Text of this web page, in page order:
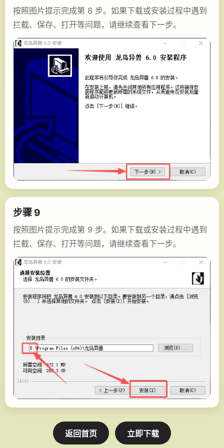
按照图片提示完成第 8 步。如果下载或安装过程中遇到
拦截、保存、打开等问题，请继续查看下一步。
步骤 9
按照图片提示完成第 9 步。如果下载或安装过程中遇到
拦截、保存、打开等问题，请继续查看下一步。
返回首页 立即下载